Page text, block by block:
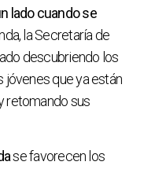
lado cuando se
la Secretaría de
descubriendo los
que ya están
retomando sus
se favorecen los